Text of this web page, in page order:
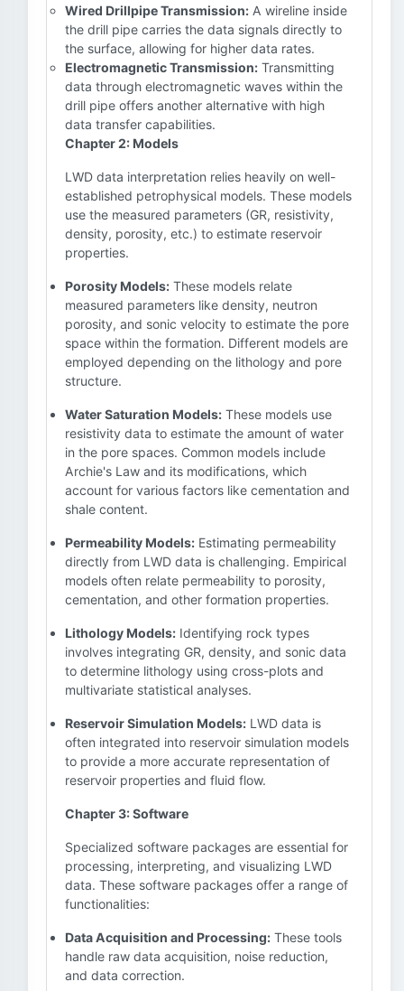
Wired Drillpipe Transmission: A wireline inside
the drill pipe carries the data signals directly to
the surface, allowing for higher data rates.
Electromagnetic Transmission: Transmitting
data through electromagnetic waves within the
drill pipe offers another alternative with high
data transfer capabilities.
Chapter 2: Models
LWD data interpretation relies heavily on well-
established petrophysical models. These models
use the measured parameters (GR, resistivity,
density, porosity, etc.) to estimate reservoir
properties.
Porosity Models: These models relate
measured parameters like density, neutron
porosity, and sonic velocity to estimate the pore
space within the formation. Different models are
employed depending on the lithology and pore
structure.
Water Saturation Models: These models use
resistivity data to estimate the amount of water
in the pore spaces. Common models include
Archie's Law and its modifications, which
account for various factors like cementation and
shale content.
Permeability Models: Estimating permeability
directly from LWD data is challenging. Empirical
models often relate permeability to porosity,
cementation, and other formation properties.
Lithology Models: Identifying rock types
involves integrating GR, density, and sonic data
to determine lithology using cross-plots and
multivariate statistical analyses.
Reservoir Simulation Models: LWD data is
often integrated into reservoir simulation models
to provide a more accurate representation of
reservoir properties and fluid flow.
Chapter 3: Software
Specialized software packages are essential for
processing, interpreting, and visualizing LWD
data. These software packages offer a range of
functionalities:
Data Acquisition and Processing: These tools
handle raw data acquisition, noise reduction,
and data correction.